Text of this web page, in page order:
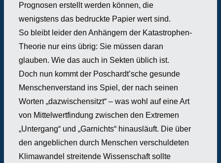
Prognosen erstellt werden können, die
wenigstens das bedruckte Papier wert sind.
So bleibt leider den Anhängern der Katastrophen-
Theorie nur eins übrig: Sie müssen daran
glauben. Wie das auch in Sekten üblich ist.
Doch nun kommt der Poschardt’sche gesunde
Menschenverstand ins Spiel, der nach seinen
Worten „dazwischensitzt“ – was wohl auf eine Art
von Mittelwertfindung zwischen den Extremen
„Untergang“ und „Garnichts“ hinausläuft. Die über
den angeblichen durch Menschen verschuldeten
Klimawandel streitende Wissenschaft sollte